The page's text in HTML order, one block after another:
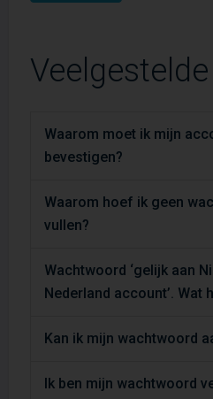
Waarom moet ik mijn
bevestigen?
Waarom hoef ik geen
vullen?
Wachtwoord ‘gelijk aan
Nederland account’. Wat
Kan ik mijn wachtwoord
Ik ben mijn wachtwoord